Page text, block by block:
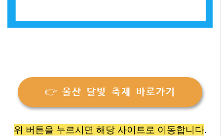
👉 울산 달빛 축제 바로가기
위 버튼을 누르시면 해당 사이트로 이동합니다.